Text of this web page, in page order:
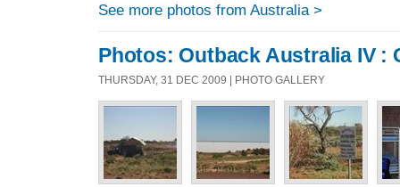
See more photos from Australia >
Photos: Outback Australia IV :
THURSDAY, 31 DEC 2009 | PHOTO GALLERY